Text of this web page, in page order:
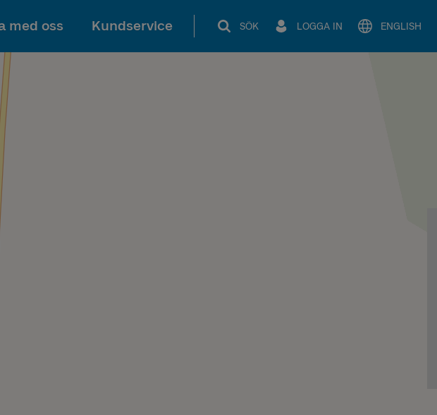
med oss Kundservice SÖK LOGGA IN ENGLISH